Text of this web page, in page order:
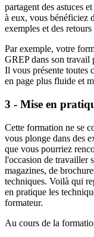
partagent des astuces
à eux, vous bénéficiez
exemples et des
Par exemple, votre
GREP dans son travail
Il vous présente toutes
en page plus fluide et
3 - Mise en
Cette formation ne se
vous plonge dans des
que vous pourriez
l'occasion de travailler
magazines, de
techniques. Voilà qui
en pratique les
formateur.
Au cours de la